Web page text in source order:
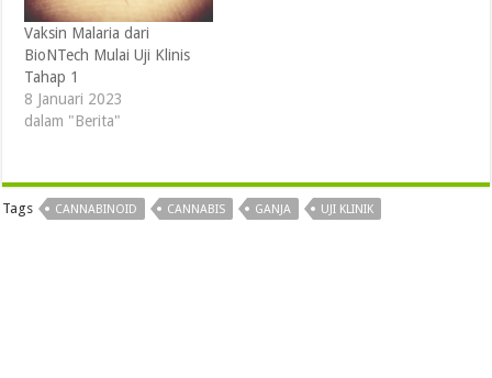
Vaksin Malaria dari
BioNTech Mulai Uji Klinis
Tahap 1
8 Januari 2023
dalam "Berita"
Tags CANNABINOID CANNABIS GANJA UJI KLINIK